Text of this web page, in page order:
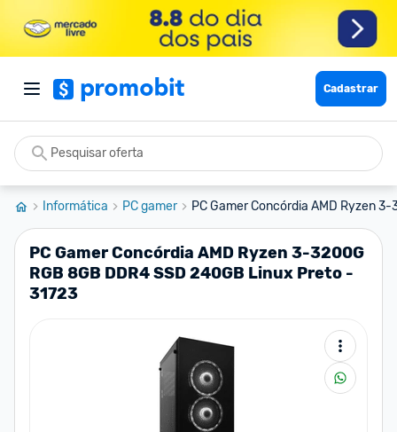
Cadastrar
Informática PC gamer PC Gamer Concórdia AMD Ryzen 3-
PC Gamer Concórdia AMD Ryzen 3-3200G
RGB 8GB DDR4 SSD 240GB Linux Preto -
31723